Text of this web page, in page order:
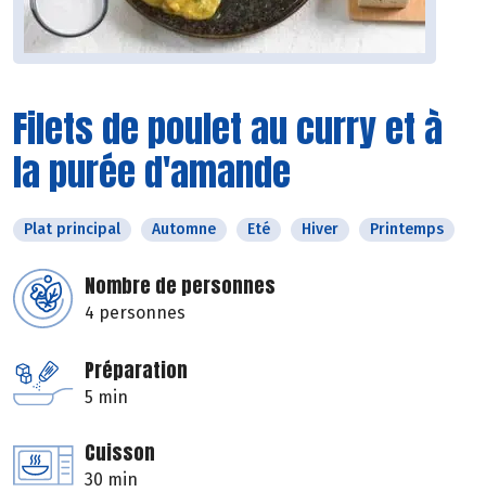
Filets de poulet au curry et à
la purée d'amande
Plat principal Automne Eté Hiver Printemps
Nombre de personnes
4 personnes
Préparation
5 min
Cuisson
30 min